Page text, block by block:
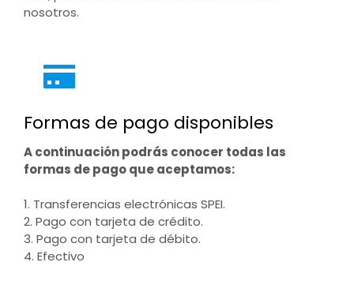
nosotros.
Formas de pago disponibles
A continuación podrás conocer todas las
formas de pago que aceptamos:
1. Transferencias electrónicas SPEI.
2. Pago con tarjeta de crédito.
3. Pago con tarjeta de débito.
4. Efectivo